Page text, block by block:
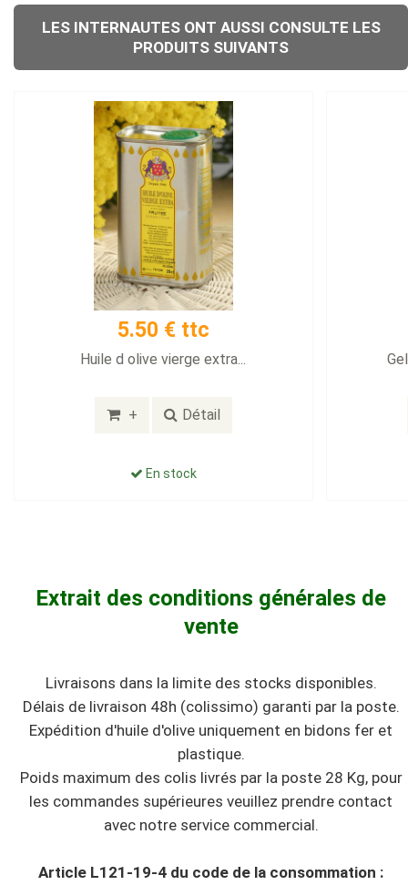
LES INTERNAUTES ONT AUSSI CONSULTE LES
PRODUITS SUIVANTS
5.50 € ttc
Huile d olive vierge extra...
+ Détail
En stock
Extrait des conditions générales de
vente
Livraisons dans la limite des stocks disponibles.
Délais de livraison 48h (colissimo) garanti par la poste.
Expédition d'huile d'olive uniquement en bidons fer et
plastique.
Poids maximum des colis livrés par la poste 28 Kg, pour
les commandes supérieures veuillez prendre contact
avec notre service commercial.
Article L121-19-4 du code de la consommation :